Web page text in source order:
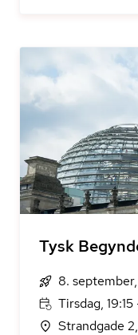
Tysk
8.
Tirsdag,
Strandgade